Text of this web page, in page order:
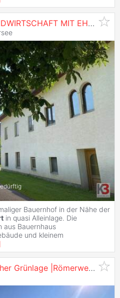
K3 - NEU - GROSSE LANDWIRTSCHAFT MIT EHEMALIGER HOFSTELLE UND WIRTSCHAFTSGEBÄUDEN
Bauernhof in der Nähe der
in quasi Alleinlage. Die
aus Bauernhaus
und kleinem
Baugrundstück in idyllischer Grünlage |Römerweg –